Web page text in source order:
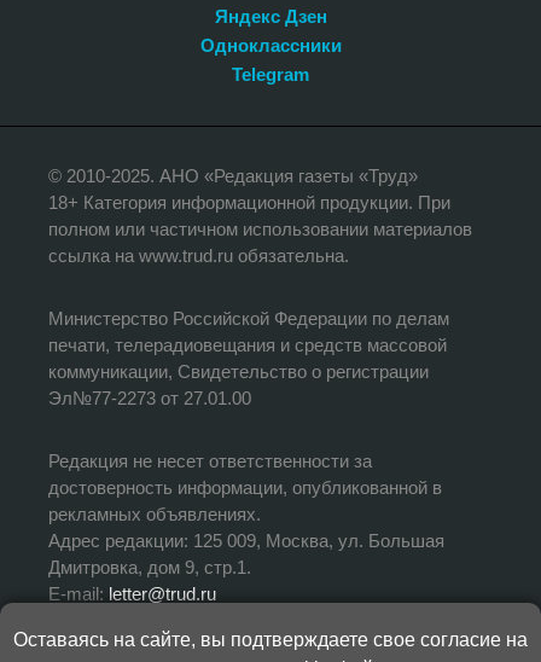
Яндекс Дзен
Одноклассники
Telegram
© 2010-2025. АНО «Редакция газеты «Труд»
18+ Категория информационной продукции. При
полном или частичном использовании материалов
ссылка на www.trud.ru обязательна.
Министерство Российской Федерации по делам
печати, телерадиовещания и средств массовой
коммуникации, Свидетельство о регистрации
Эл№77-2273 от 27.01.00
Редакция не несет ответственности за
достоверность информации, опубликованной в
рекламных объявлениях.
Адрес редакции: 125 009, Москва, ул. Большая
Дмитровка, дом 9, стр.1.
E-mail: letter@trud.ru
УЧРЕДИТЕЛЬ: АНО «Редакция газеты «Труд»
Оставаясь на сайте, вы подтверждаете свое согласие на